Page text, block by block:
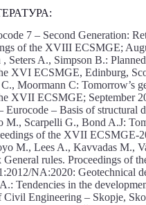
7 – Second Generation:
of the XVIII ECSMGE;
Seters A., Simpson B.:
XVI ECSMGE, Edinburg,
Moormann C: Tomorrow’s
XVII ECSMGE; September
Eurocode – Basis of structural
М., Scarpelli G., Bond A.J:
of the XVII ECSMGE-
М., Lees A., Kavvadas M.,
rules. Proceedings of
NA:2020: Geotechnical
Tendencies in the
Civil Engineering – Skopje,